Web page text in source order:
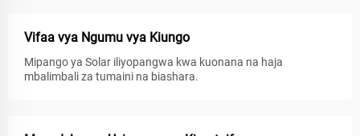
Vifaa vya Ngumu vya Kiungo
Mipango ya Solar iliyopangwa kwa kuonana na haja
mbalimbali za tumaini na biashara.